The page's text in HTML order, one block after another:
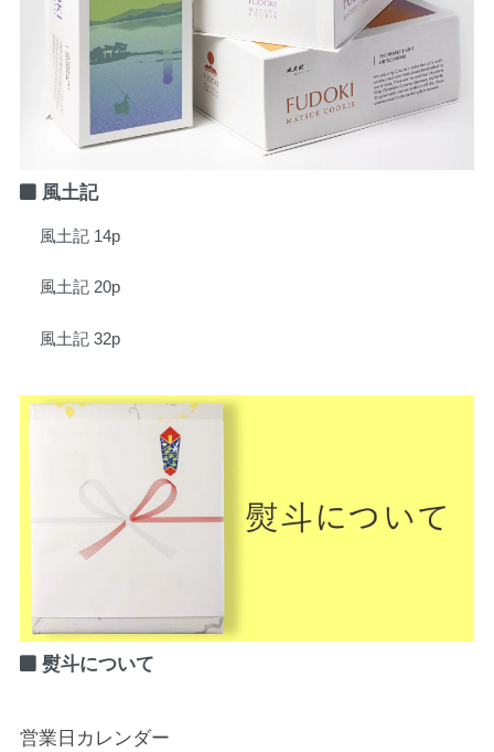
風土記
風土記 14p
風土記 20p
風土記 32p
熨斗について
営業日カレンダー